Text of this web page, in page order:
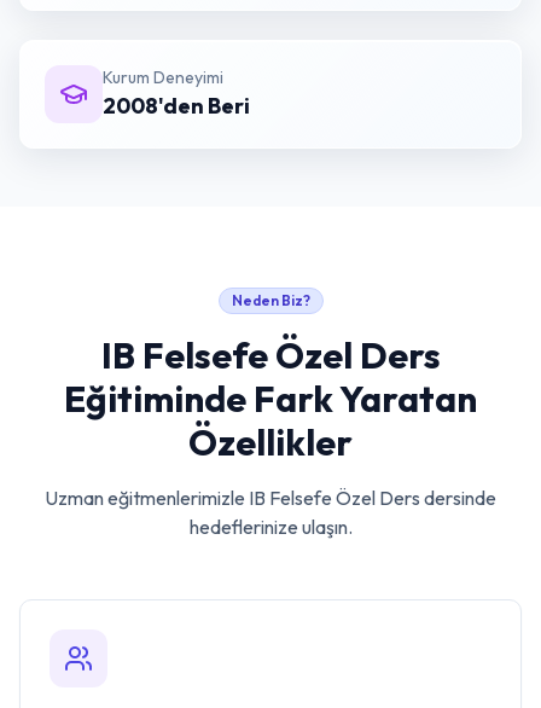
Kurum Deneyimi
2008'den Beri
Neden Biz?
IB Felsefe Özel Ders
Eğitiminde Fark Yaratan
Özellikler
Uzman eğitmenlerimizle IB Felsefe Özel Ders dersinde
hedeflerinize ulaşın.